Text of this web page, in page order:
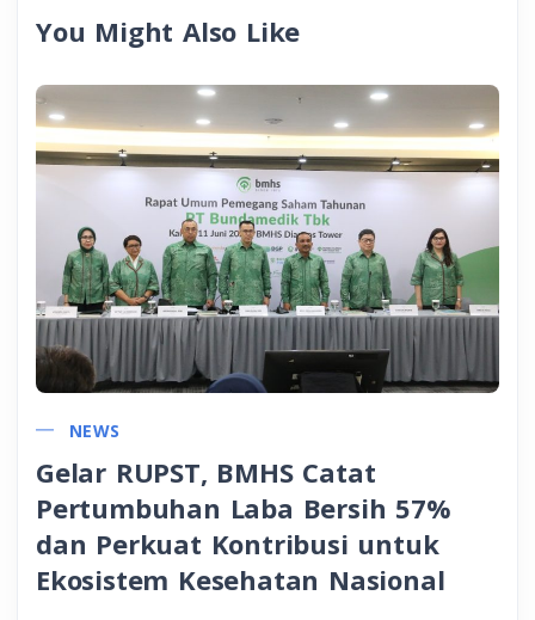
You Might Also Like
NEWS
Gelar RUPST, BMHS Catat
Pertumbuhan Laba Bersih 57%
dan Perkuat Kontribusi untuk
Ekosistem Kesehatan Nasional